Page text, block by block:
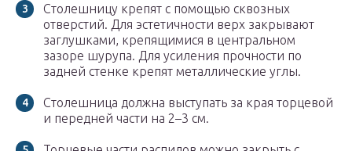
Столешницу крепят с помощью сквозных
отверстий. Для эстетичности верх закрывают
заглушками, крепящимися в центральном
зазоре шурупа. Для усиления прочности по
задней стенке крепят металлические углы.
Столешница должна выступать за края торцевой
и передней части на 2–3 см.